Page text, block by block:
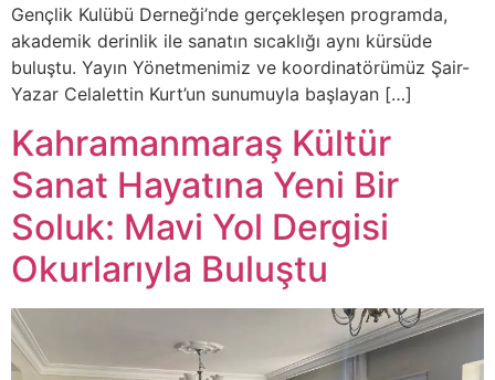
Gençlik Kulübü Derneği’nde gerçekleşen programda,
akademik derinlik ile sanatın sıcaklığı aynı kürsüde
buluştu. Yayın Yönetmenimiz ve koordinatörümüz Şair-
Yazar Celalettin Kurt’un sunumuyla başlayan […]
Kahramanmaraş Kültür
Sanat Hayatına Yeni Bir
Soluk: Mavi Yol Dergisi
Okurlarıyla Buluştu